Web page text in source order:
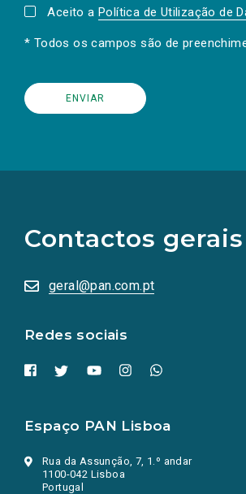
Aceito a Política de Utilização de
* Todos os campos são de
Contactos gerais
geral@pan.com.pt
Redes sociais
redes
sociais
numa
nova
Espaço PAN Lisboa
Rua da Assunção, 7, 1.º andar
1100-042 Lisboa
Portugal